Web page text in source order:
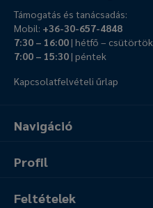
Navigáció
Profil
Feltételek
Támogatás és tanácsadás:
Mobil: +36-30-657-4848
7:30 – 16:00| hétfő – csütörtök
7:00 – 15:30| péntek
Kapcsolatfelvételi űrlap